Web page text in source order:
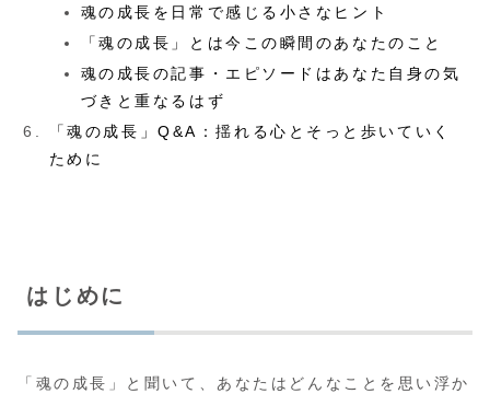
魂の成長を日常で感じる小さなヒント
「魂の成長」とは今この瞬間のあなたのこと
魂の成長の記事・エピソードはあなた自身の気
づきと重なるはず
「魂の成長」Q&A：揺れる心とそっと歩いていく
ために
はじめに
「魂の成長」と聞いて、あなたはどんなことを思い浮か